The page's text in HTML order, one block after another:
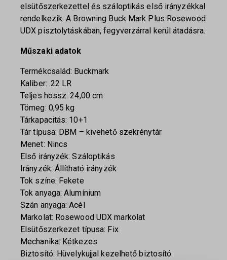
elsütőszerkezettel és száloptikás első irányzékkal
rendelkezik. A Browning Buck Mark Plus Rosewood
UDX pisztolytáskában, fegyverzárral kerül átadásra.
Műszaki adatok
Termékcsalád: Buckmark
Kaliber: .22 LR
Teljes hossz: 24,00 cm
Tömeg: 0,95 kg
Tárkapacitás: 10+1
Tár típusa: DBM – kivehető szekrénytár
Menet: Nincs
Első irányzék: Száloptikás
Irányzék: Állítható irányzék
Tok színe: Fekete
Tok anyaga: Alumínium
Szán anyaga: Acél
Markolat: Rosewood UDX markolat
Elsütőszerkezet típusa: Fix
Mechanika: Kétkezes
Biztosító: Hüvelykujjal kezelhető biztosító